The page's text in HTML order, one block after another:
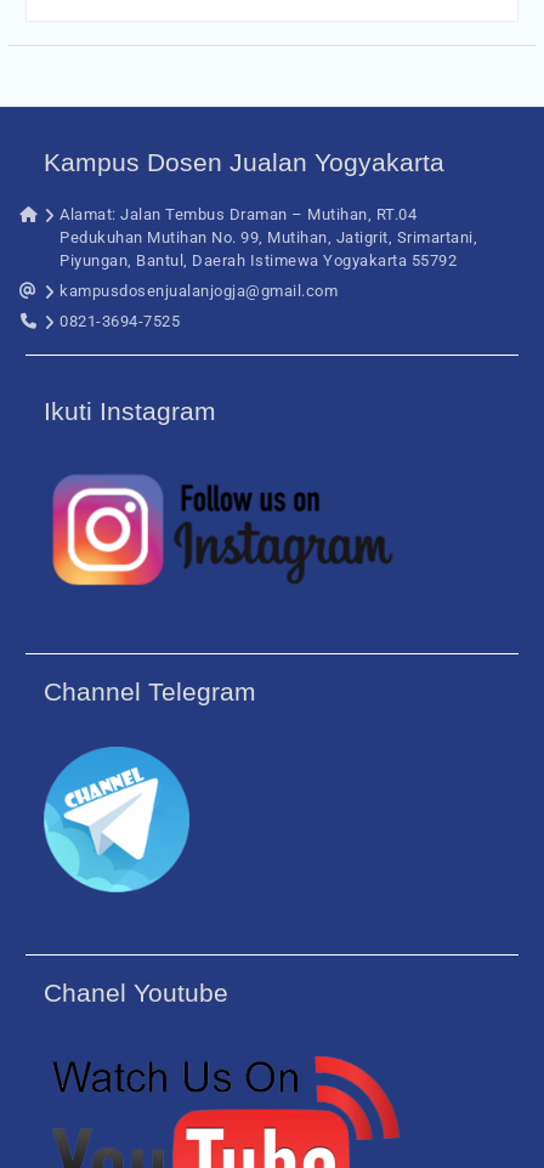
Kampus Dosen Jualan Yogyakarta
Alamat: Jalan Tembus Draman – Mutihan, RT.04
Pedukuhan Mutihan No. 99, Mutihan, Jatigrit, Srimartani,
Piyungan, Bantul, Daerah Istimewa Yogyakarta 55792
kampusdosenjualanjogja@gmail.com
0821-3694-7525
Ikuti Instagram
Channel Telegram
Chanel Youtube